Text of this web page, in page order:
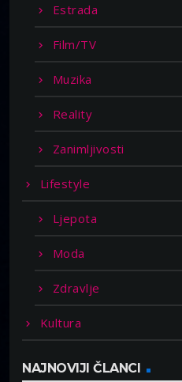
Estrada
Film/TV
Muzika
Reality
Zanimljivosti
Lifestyle
Ljepota
Moda
Zdravlje
Kultura
NAJNOVIJI ČLANCI